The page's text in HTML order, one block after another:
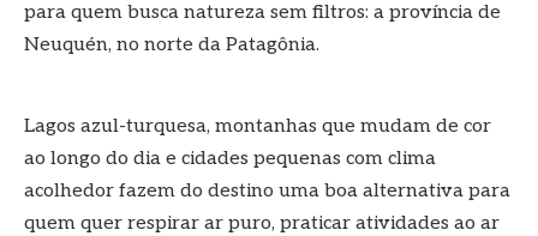
para quem busca natureza sem filtros: a província de
Neuquén, no norte da Patagônia.
Lagos azul-turquesa, montanhas que mudam de cor
ao longo do dia e cidades pequenas com clima
acolhedor fazem do destino uma boa alternativa para
quem quer respirar ar puro, praticar atividades ao ar